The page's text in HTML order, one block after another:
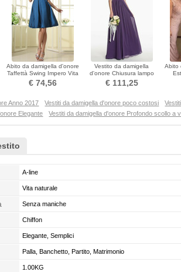
Abito da damigella d'onore
Taffettà Swing Impero Vita
dell'Impero
€ 74,56
Vestito da damigella
d'onore Chiusura lampo
Gioiello Lunghezza piano
€ 111,25
Abito
Anno 2017 Vestiti da damigella d'onore poco costosi
Elegante Vestiti da damigella d'onore Profondo scollo a v
A-line
Vita naturale
Senza maniche
Chiffon
Elegante, Semplici
Palla, Banchetto, Partito, Matrimonio
1.00KG